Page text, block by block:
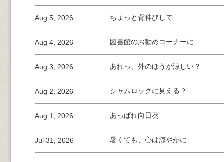
ちょっと背伸びして
Aug 5, 2026
図書館のお勧めコーナーに
Aug 4, 2026
あれっ、外のほうが涼しい？
Aug 3, 2026
シャムロックに見える？
Aug 2, 2026
あっぱれ向日葵
Aug 1, 2026
暑くても、心は涼やかに
Jul 31, 2026